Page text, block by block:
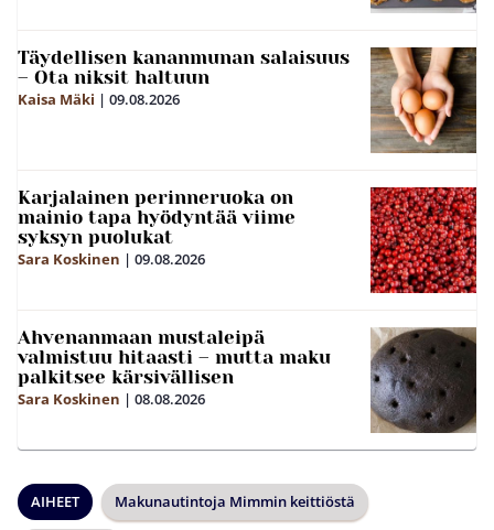
Täydellisen kananmunan salaisuus
– Ota niksit haltuun
Kaisa Mäki | 09.08.2026
Karjalainen perinneruoka on
mainio tapa hyödyntää viime
syksyn puolukat
Sara Koskinen | 09.08.2026
Ahvenanmaan mustaleipä
valmistuu hitaasti – mutta maku
palkitsee kärsivällisen
Sara Koskinen | 08.08.2026
AIHEET Makunautintoja Mimmin keittiöstä